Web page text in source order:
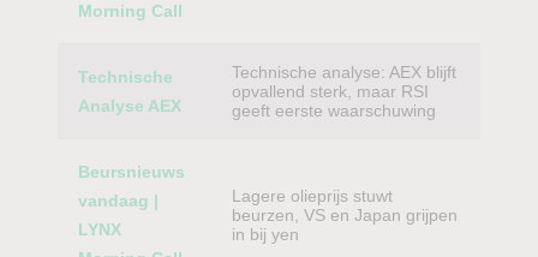
Morning Call
Technische
Analyse AEX
Technische analyse: AEX blijft
opvallend sterk, maar RSI
geeft eerste waarschuwing
Beursnieuws
vandaag |
LYNX
Lagere olieprijs stuwt
beurzen, VS en Japan grijpen
in bij yen